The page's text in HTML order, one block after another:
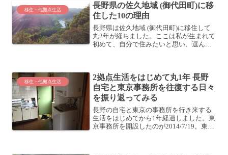
した。まず、東京は出て行...
移住・他拠点生活
長野県の佐久地域 (御代田町)に移
住した10の理由
長野県は佐久地域 (御代田町)に移住して
丸2年が経ちました。ここは私が生まれて
初めて、自分で住みたいと思い、選ん
がここに移住し、住み...
移住・他拠点生活
2拠点生活をはじめて丸1年 長野
自宅と東京事務所を往復する日々
を振り返ってみる
長野の自宅と東京の事務所を行き来する
生活をはじめてから1年経過しました。東
京事務所を開設したのが2014/7/19。東京